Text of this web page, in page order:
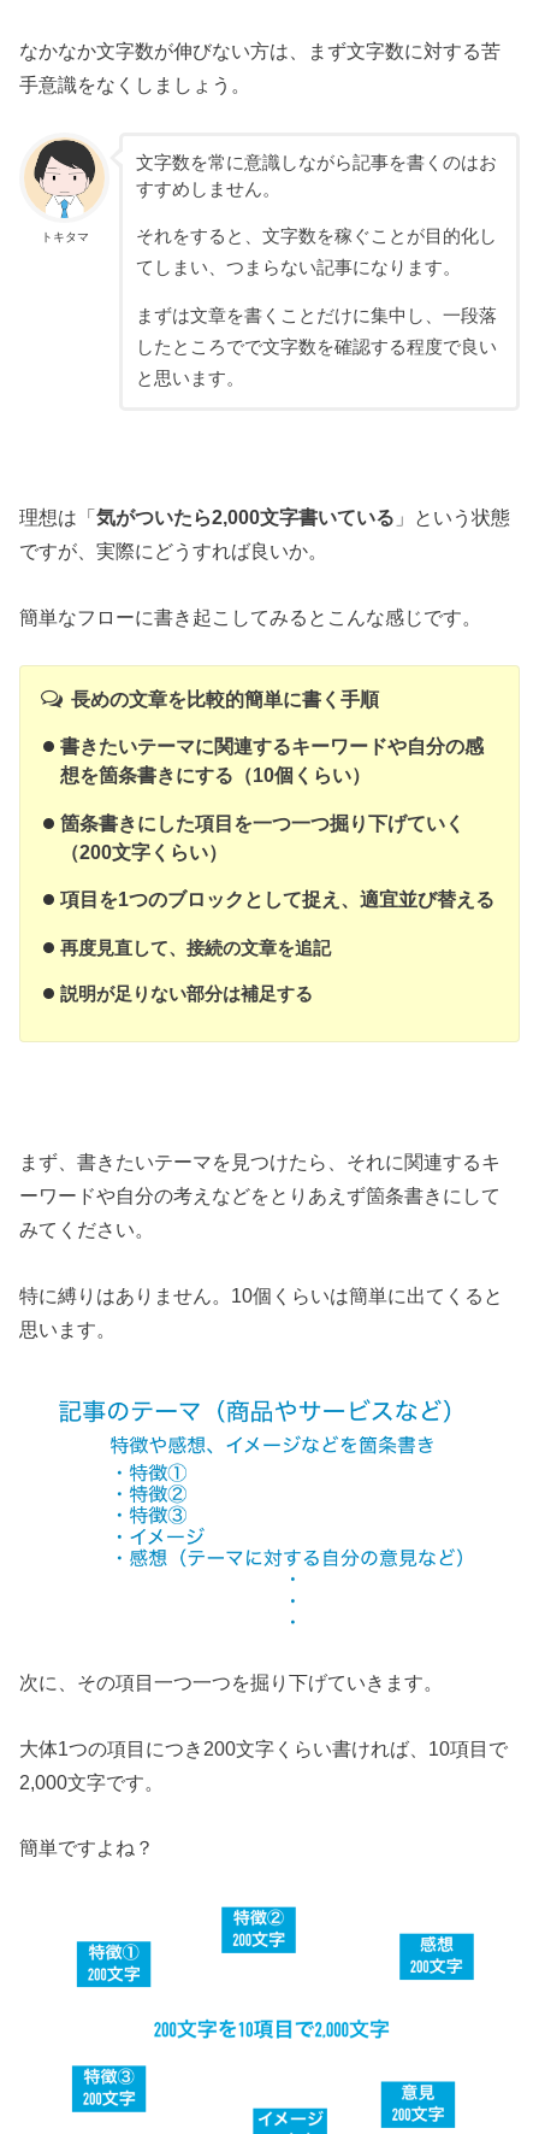
なかなか文字数が伸びない方は、まず文字数に対する苦
手意識をなくしましょう。
トキタマ
文字数を常に意識しながら記事を書くのはお
すすめしません。
それをすると、文字数を稼ぐことが目的化し
てしまい、つまらない記事になります。
まずは文章を書くことだけに集中し、一段落
したところでで文字数を確認する程度で良い
と思います。
理想は「気がついたら2,000文字書いている 」という状態
ですが、実際にどうすれば良いか。
簡単なフローに書き起こしてみるとこんな感じです。
長めの文章を比較的簡単に書く手順
書きたいテーマに関連するキーワードや自分の感
想を箇条書きにする（10個くらい）
箇条書きにした項目を一つ一つ掘り下げていく
（200文字くらい）
項目を1つのブロックとして捉え、適宜並び替える
再度見直して、接続の文章を追記
説明が足りない部分は補足する
まず、書きたいテーマを見つけたら、それに関連するキ
ーワードや自分の考えなどをとりあえず箇条書きにして
みてください。
特に縛りはありません。10個くらいは簡単に出てくると
思います。
次に、その項目一つ一つを掘り下げていきます。
大体1つの項目につき200文字くらい書ければ、10項目で
2,000文字です。
簡単ですよね？